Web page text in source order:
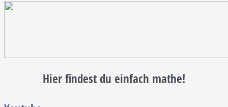
Hier findest du einfach mathe!